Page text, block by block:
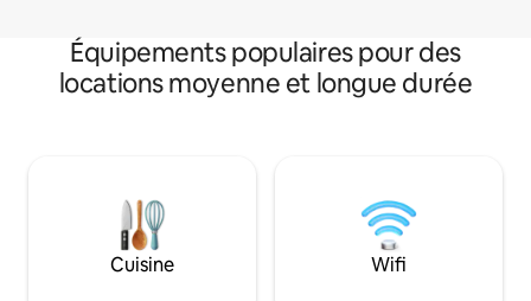
Équipements populaires pour des
locations moyenne et longue durée
Cuisine Wifi